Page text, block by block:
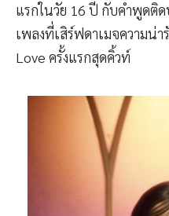
แรกในวัย 16 ปี กับคำพูดติ
เพลงที่เสิร์ฟดาเมจความน่
Love ครั้งแรกสุดคิ้วท์